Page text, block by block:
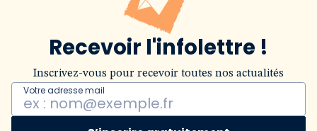
Recevoir l'infolettre !
Inscrivez-vous pour recevoir toutes nos actualités
Votre adresse mail